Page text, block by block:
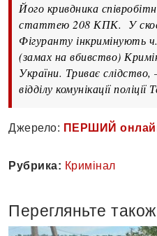
Його кривдника
статтею 208 КПК. У
Фігуранту інкримінують
(замах на вбивство)
України. Триває слідство,
відділу комунікації поліції
Джерело: ПЕРШИЙ
Рубрика: Кримінал
Перегляньте